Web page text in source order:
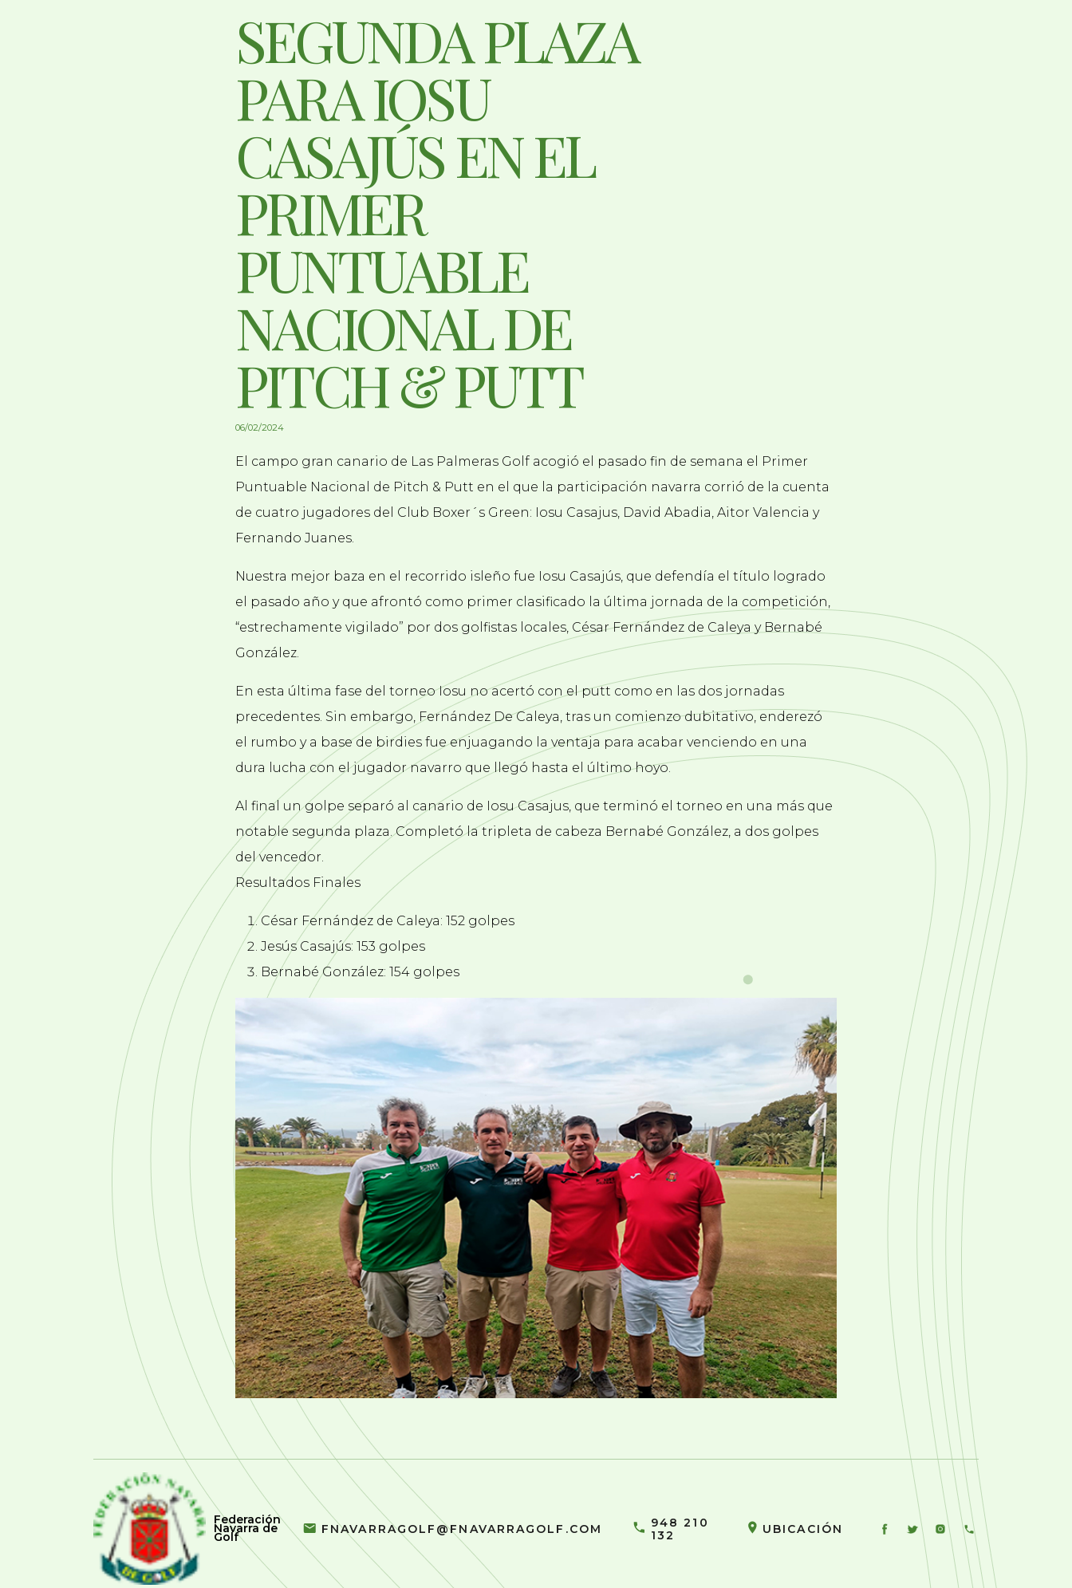
SEGUNDA PLAZA
PARA IOSU
CASAJÚS EN EL
PRIMER
PUNTUABLE
NACIONAL DE
PITCH & PUTT
06/02/2024
El campo gran canario de Las Palmeras Golf acogió el pasado fin de semana el Primer
Puntuable Nacional de Pitch & Putt en el que la participación navarra corrió de la cuenta
de cuatro jugadores del Club Boxer´s Green: Iosu Casajus, David Abadia, Aitor Valencia y
Fernando Juanes.
Nuestra mejor baza en el recorrido isleño fue Iosu Casajús, que defendía el título logrado
el pasado año y que afrontó como primer clasificado la última jornada de la competición,
“estrechamente vigilado” por dos golfistas locales, César Fernández de Caleya y Bernabé
González.
En esta última fase del torneo Iosu no acertó con el putt como en las dos jornadas
precedentes. Sin embargo, Fernández De Caleya, tras un comienzo dubitativo, enderezó
el rumbo y a base de birdies fue enjuagando la ventaja para acabar venciendo en una
dura lucha con el jugador navarro que llegó hasta el último hoyo.
Al final un golpe separó al canario de Iosu Casajus, que terminó el torneo en una más que
notable segunda plaza. Completó la tripleta de cabeza Bernabé González, a dos golpes
del vencedor.
Resultados Finales
César Fernández de Caleya: 152 golpes
Jesús Casajús: 153 golpes
Bernabé González: 154 golpes
Federación
Navarra de
Golf
FNAVARRAGOLF@FNAVARRAGOLF.COM
948 210
132
UBICACIÓN